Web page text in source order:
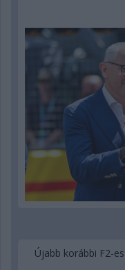
Újabb korábbi F2-